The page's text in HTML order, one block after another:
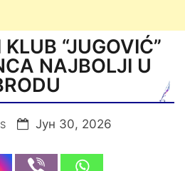
“JUGOVIĆ”
NAJBOLJI U
Јун 30, 2026